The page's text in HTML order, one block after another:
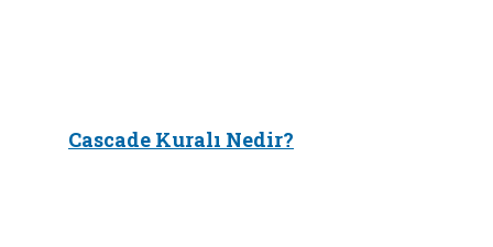
Cascade Kuralı Nedir?